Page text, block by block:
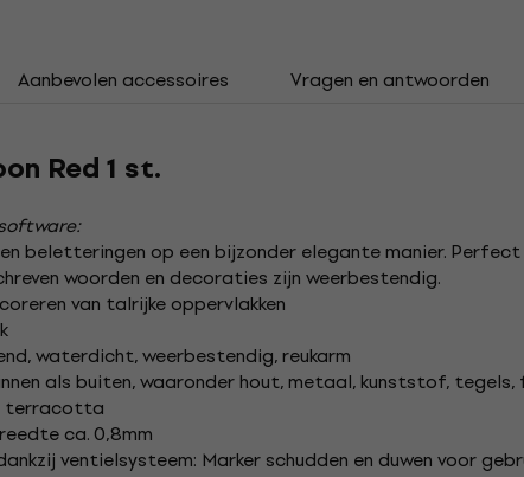
Aanbevolen accessoires Vragen en antwoorden
Red 1 st.
beletteringen op een bijzonder elegante manier.
woorden en decoraties zijn weerbestendig.
van talrijke oppervlakken
waterdicht, weerbestendig, reukarm
als buiten, waaronder hout, metaal, kunststof,
terracotta
ca. 0,8mm
ventielsysteem: Marker schudden en duwen voor